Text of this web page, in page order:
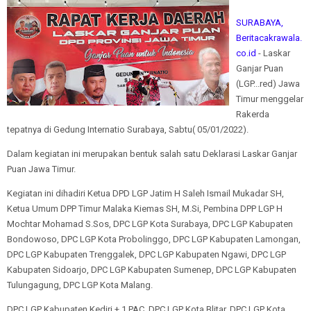
SURABAYA,
Beritacakrawala.
co.id - Laskar
Ganjar Puan
(LGP...red) Jawa
Timur menggelar
Rakerda
tepatnya di Gedung Internatio Surabaya, Sabtu( 05/01/2022).
Dalam kegiatan ini merupakan bentuk salah satu Deklarasi Laskar Ganjar
Puan Jawa Timur.
Kegiatan ini dihadiri Ketua DPD LGP Jatim H Saleh Ismail Mukadar SH,
Ketua Umum DPP Timur Malaka Kiemas SH, M.Si, Pembina DPP LGP H
Mochtar Mohamad S.Sos, DPC LGP Kota Surabaya, DPC LGP Kabupaten
Bondowoso, DPC LGP Kota Probolinggo, DPC LGP Kabupaten Lamongan,
DPC LGP Kabupaten Trenggalek, DPC LGP Kabupaten Ngawi, DPC LGP
Kabupaten Sidoarjo, DPC LGP Kabupaten Sumenep, DPC LGP Kabupaten
Tulungagung, DPC LGP Kota Malang.